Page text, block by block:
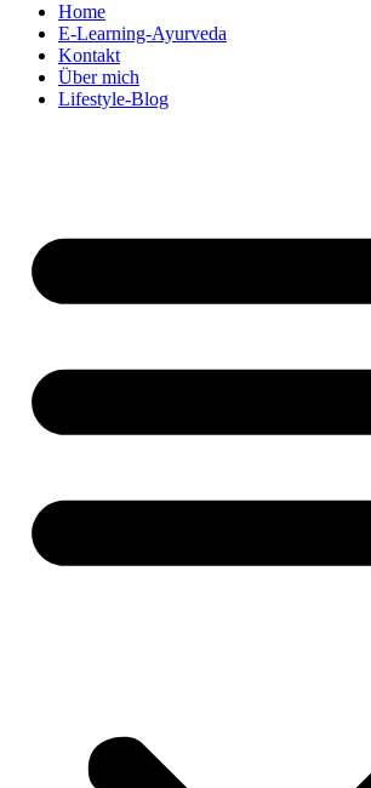
Home
E-Learning-Ayurveda
Kontakt
Über mich
Lifestyle-Blog